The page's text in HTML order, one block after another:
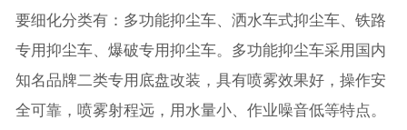
要细化分类有：多功能抑尘车、洒水车式抑尘车、铁路
专用抑尘车、爆破专用抑尘车。多功能抑尘车采用国内
知名品牌二类专用底盘改装，具有喷雾效果好，操作安
全可靠，喷雾射程远，用水量小、作业噪音低等特点。